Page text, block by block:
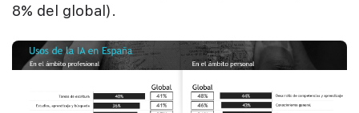
8% del global).